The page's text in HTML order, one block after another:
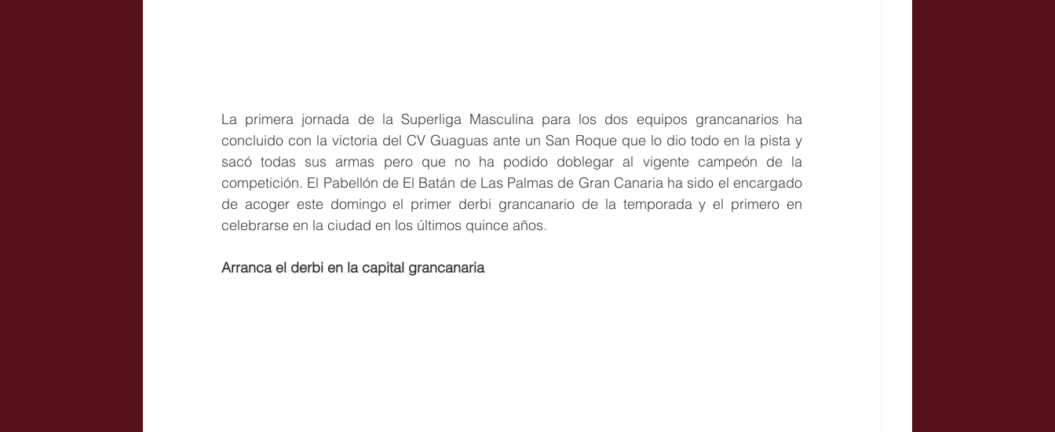
La primera jornada de la Superliga Masculina para los dos equipos grancanarios ha
concluido con la victoria del CV Guaguas ante un San Roque que lo dio todo en la pista y
sacó todas sus armas pero que no ha podido doblegar al vigente campeón de la
competición. El Pabellón de El Batán de Las Palmas de Gran Canaria ha sido el encargado
de acoger este domingo el primer derbi grancanario de la temporada y el primero en
celebrarse en la ciudad en los últimos quince años.
Arranca el derbi en la capital grancanaria